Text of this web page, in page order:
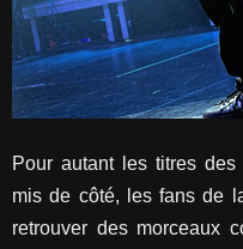
Pour autant les titres
mis de côté, les fans de
retrouver des morceaux